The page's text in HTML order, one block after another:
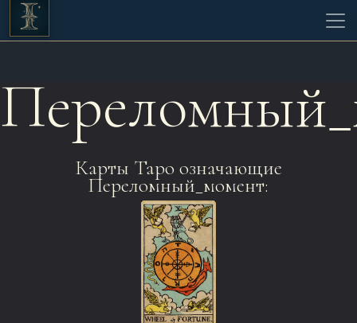
Карты Таро означающие
Переломный_момент: